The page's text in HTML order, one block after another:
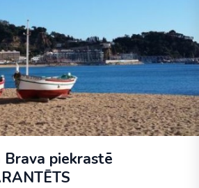
Brava piekrastē